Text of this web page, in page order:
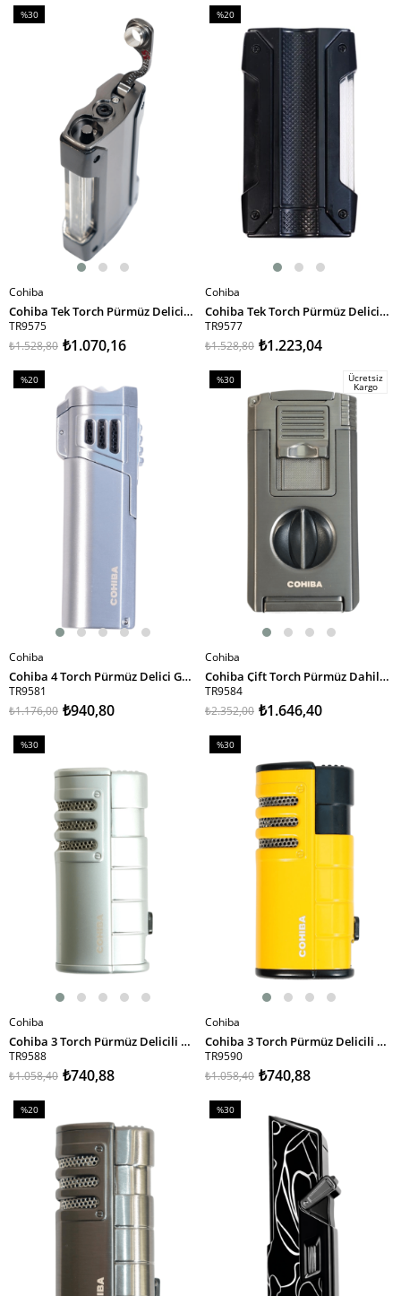
SEPETE EKLE
%30
Cohiba
Cohiba Tek Torch Pürmüz Delicili Siyah Gunmetal Metal Puro Çakmağı
TR9575
₺1.070,16
₺1.528,80
SEPETE EKLE
%20
%20İndirim
Cohiba
Cohiba Tek Torch Pürmüz Delicili Siyah Metal Puro Çakmağı
TR9577
₺1.223,04
₺1.528,80
SEPETE EKLE
%20
%20İndirim
Cohiba
Cohiba 4 Torch Pürmüz Delici Gümüş Metal Puro Çakmağı
TR9581
₺940,80
₺1.176,00
SEPETE EKLE
%30
Ücretsiz
Kargo
Cohiba
Cohiba Çift Torch Pürmüz Dahili Kesici Delicili Gunmetal Metal Puro Çakmağı
TR9584
₺1.646,40
₺2.352,00
SEPETE EKLE
%30
%30İndirim
Cohiba
Cohiba 3 Torch Pürmüz Delicili Gümüş Puro Çakmağı
TR9588
₺740,88
₺1.058,40
SEPETE EKLE
%30
Cohiba
Cohiba 3 Torch Pürmüz Delicili Sarı Puro Çakmağı
TR9590
₺740,88
₺1.058,40
%20
%20İndirim
%30